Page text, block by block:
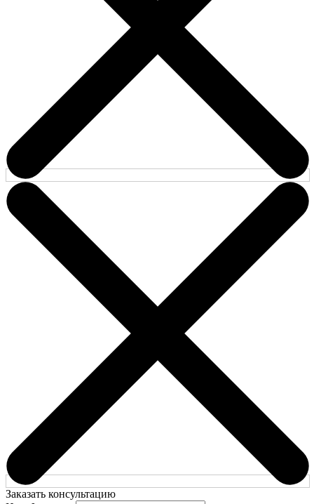
Заказать консультацию